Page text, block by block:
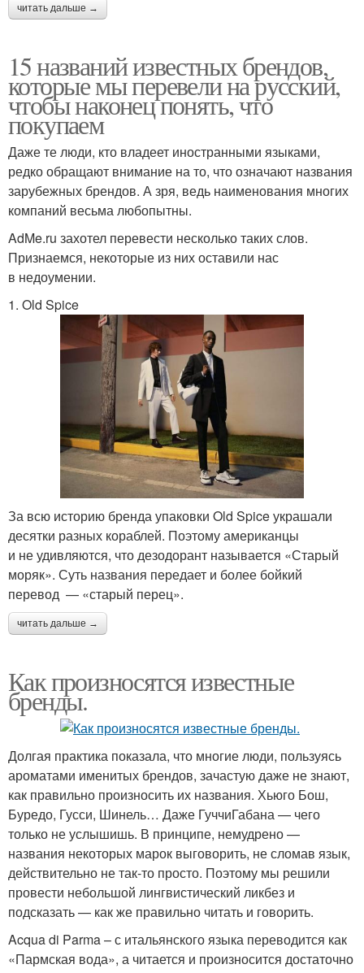
читать дальше →
15 названий известных брендов,
которые мы перевели на русский,
чтобы наконец понять, что
покупаем
Даже те люди, кто владеет иностранными языками,
редко обращают внимание на то, что означают названия
зарубежных брендов. А зря, ведь наименования многих
компаний весьма любопытны.
AdMe.ru захотел перевести несколько таких слов.
Признаемся, некоторые из них оставили нас
в недоумении.
1. Old Spice
За всю историю бренда упаковки Old Spice украшали
десятки разных кораблей. Поэтому американцы
и не удивляются, что дезодорант называется «Старый
моряк». Суть названия передает и более бойкий
перевод — «старый перец».
читать дальше →
Как произносятся известные
бренды.
Долгая практика показала, что многие люди, пользуясь
ароматами именитых брендов, зачастую даже не знают,
как правильно произносить их названия. Хьюго Бош,
Буредо, Гусси, Шинель… Даже ГуччиГабана — чего
только не услышишь. В принципе, немудрено —
названия некоторых марок выговорить, не сломав язык,
действительно не так-то просто. Поэтому мы решили
провести небольшой лингвистический ликбез и
подсказать — как же правильно читать и говорить.
Acqua di Parma – с итальянского языка переводится как
«Пармская вода», а читается и произносится достаточно